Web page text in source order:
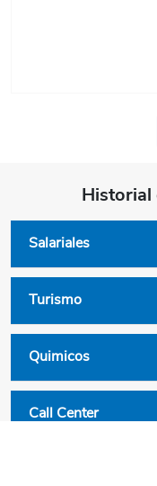
Historial
Salariales
Turismo
Quimicos
Call Center